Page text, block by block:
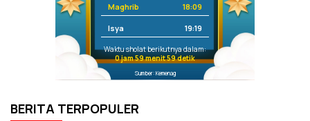
Maghrib 18:09
Isya 19:19
Waktu sholat berikutnya dalam:
0 jam 59 menit 59 detik
Sumber: Kemenag
BERITA TERPOPULER